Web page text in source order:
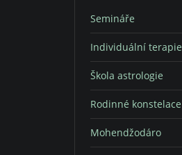
Semináře
Individuální terapie
Škola astrologie
Rodinné konstelace
Mohendžodáro